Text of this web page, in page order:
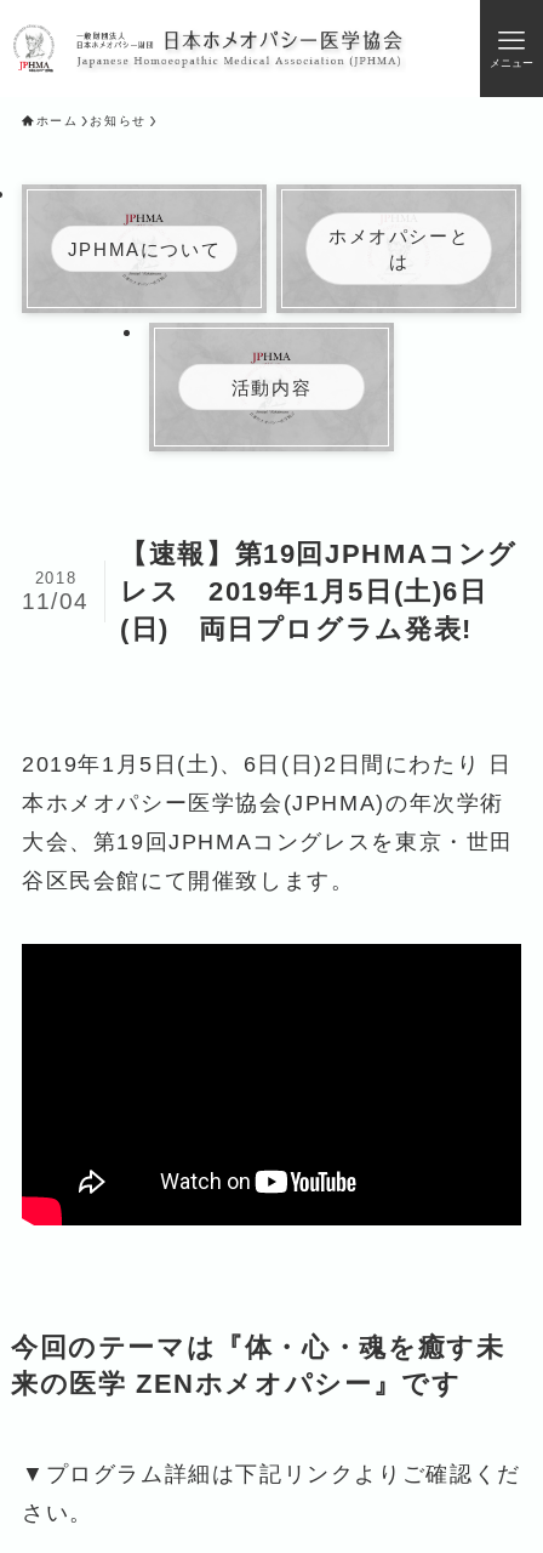
メニュー
ホーム お知らせ
JPHMAについて
ホメオパシーと
は
活動内容
【速報】第19回JPHMAコング
レス 2019年1月5日(土)6日
(日) 両日プログラム発表!
2018
11/04
2019年1月5日(土)、6日(日)2日間にわたり 日
本ホメオパシー医学協会(JPHMA)の年次学術
大会、第19回JPHMAコングレスを東京・世田
谷区民会館にて開催致します。
今回のテーマは『体・心・魂を癒す未
来の医学 ZENホメオパシー』です
▼プログラム詳細は下記リンクよりご確認くだ
さい。